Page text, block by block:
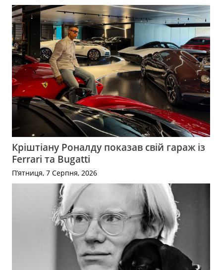
Кріштіану Роналду показав свій гараж із
Ferrari та Bugatti
П’ятниця, 7 Серпня, 2026